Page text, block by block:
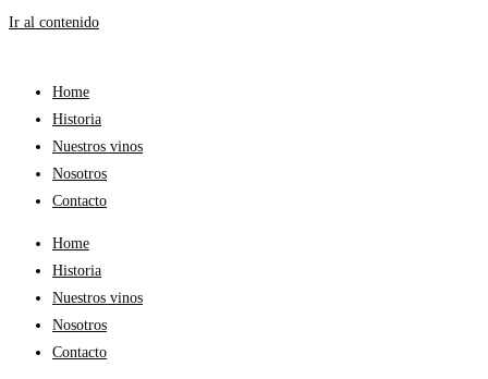
Ir al contenido
Home
Historia
Nuestros vinos
Nosotros
Contacto
Home
Historia
Nuestros vinos
Nosotros
Contacto